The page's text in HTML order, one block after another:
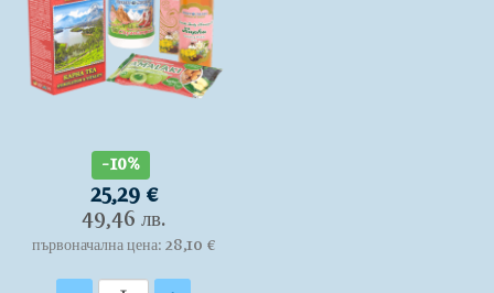
-10%
25,29 €
49,46 лв.
първоначална цена: 28,10 €